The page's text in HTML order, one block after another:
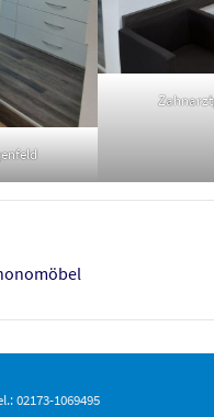
02173-1069495